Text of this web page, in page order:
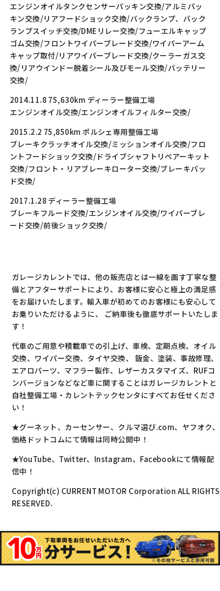
エンジンオイルタンクセンサーパッキン交換/アルミパッ
キン交換/リアフードショック交換/バックランプ、バック
ランプスイッチ交換/DMEリレー交換/フューエルキャップ
ゴム交換/フロントワイパーブレード交換/ワイパーアーム
キャップ取付/リアワイパーブレード交換/クーラーガス交
換/リアウインドー脱着シール及びモール交換/バッテリー
交換/
2014.11.8 75,630km ディーラー整備工場
エンジンオイル交換/エンジンオイルフィルター交換/
2015.2.2 75,850km ポルシェ専用整備工場
ブレーキクラッチオイル交換/ミッションオイル交換/フロ
ントフードショック交換/ドライブシャフトリペアーキット
交換/フロント・リアブレーキローター交換/ブレーキパッ
ド交換/
2017.1.28 ディーラー整備工場
ブレーキフルード交換/エンジンオイル交換/ワイパーブレ
ード交換/前後ショック交換/
ガレージカレントでは、他の販売店とは一線を画す丁寧な整
備とアフターサポートにより、お客様に安心と極上の満足感
をお届けいたします。輸入車が初めてのお客様にも安心して
お乗りいただけるように、 ご納車後も徹底サポートいたしま
す！
代車のご用意や積載車での引上げ、車検、定期点検、オイル
交換、ワイパー交換、タイヤ交換、 鈑金、塗装、事故修理、
エアロパーツ、マフラー製作、レザーカスタマイズ、RUFコ
ンバージョンなどなど車に関することはガレージカレントと
自社整備工場・カレントテックセンタにすべてお任せくださ
い！
★グーネット、カーセンサー、クルマ選び.com、ヤフオク、
価格ドットコムにて情報は同時公開中！
★YouTube、Twitter、Instagram、Facebookにて情報配
信中！
Copyright(c) CURRENT MOTOR Corporation ALL RIGHTS
RESERVED.